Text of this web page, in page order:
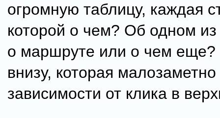
огромную таблицу, каждая
которой о чем? Об одном
о маршруте или о чем еще?
внизу, которая
зависимости от клика в